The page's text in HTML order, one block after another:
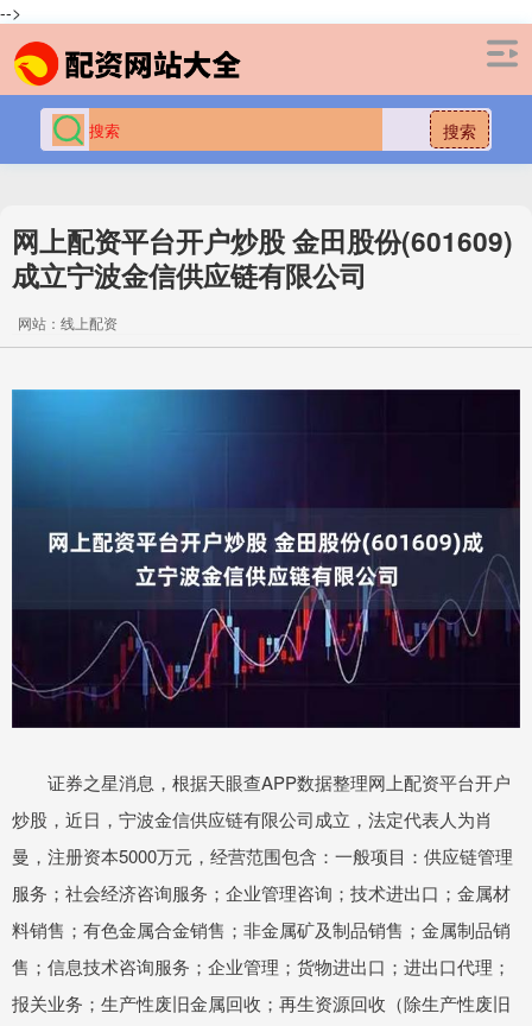
-->
搜索
网上配资平台开户炒股 金田股份(601609)
成立宁波金信供应链有限公司
网站：线上配资
证券之星消息，根据天眼查APP数据整理网上配资平台开户
炒股，近日，宁波金信供应链有限公司成立，法定代表人为肖
曼，注册资本5000万元，经营范围包含：一般项目：供应链管理
服务；社会经济咨询服务；企业管理咨询；技术进出口；金属材
料销售；有色金属合金销售；非金属矿及制品销售；金属制品销
售；信息技术咨询服务；企业管理；货物进出口；进出口代理；
报关业务；生产性废旧金属回收；再生资源回收（除生产性废旧